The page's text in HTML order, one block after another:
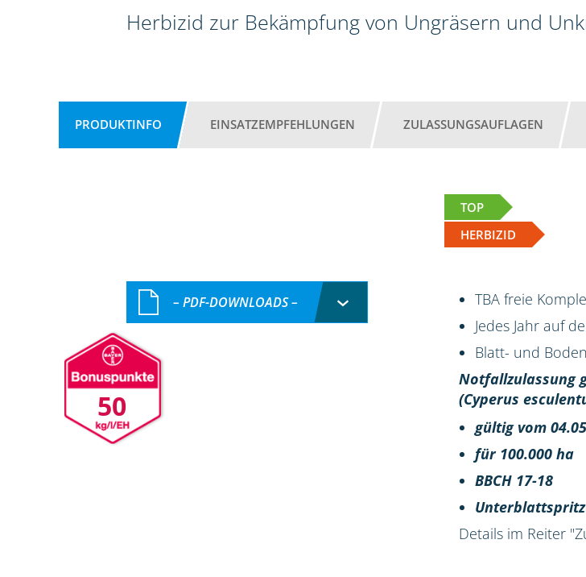
Herbizid zur Bekämpfung von Ungräsern und
PRODUKTINFO EINSATZEMPFEHLUNGEN ZULASSUNGSAUFLAGEN
TOP
HERBIZID
50
– PDF-DOWNLOADS –
TBA freie
Jedes Jahr auf
Blatt- und
Notfallzulassung
(Cyperus
gültig vom
für 100.000 ha
BBCH 17-18
Details im Reiter